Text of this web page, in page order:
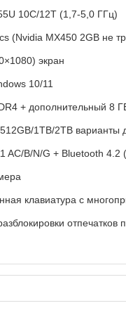
10C/12T (1,7-5,0 ГГц)
(Nvidia MX450 2GB не
экран
10/11
+ дополнительный 8
1TB/2TB варианты
AC/B/N/G + Bluetooth 4.2
клавиатура с
отпечатков